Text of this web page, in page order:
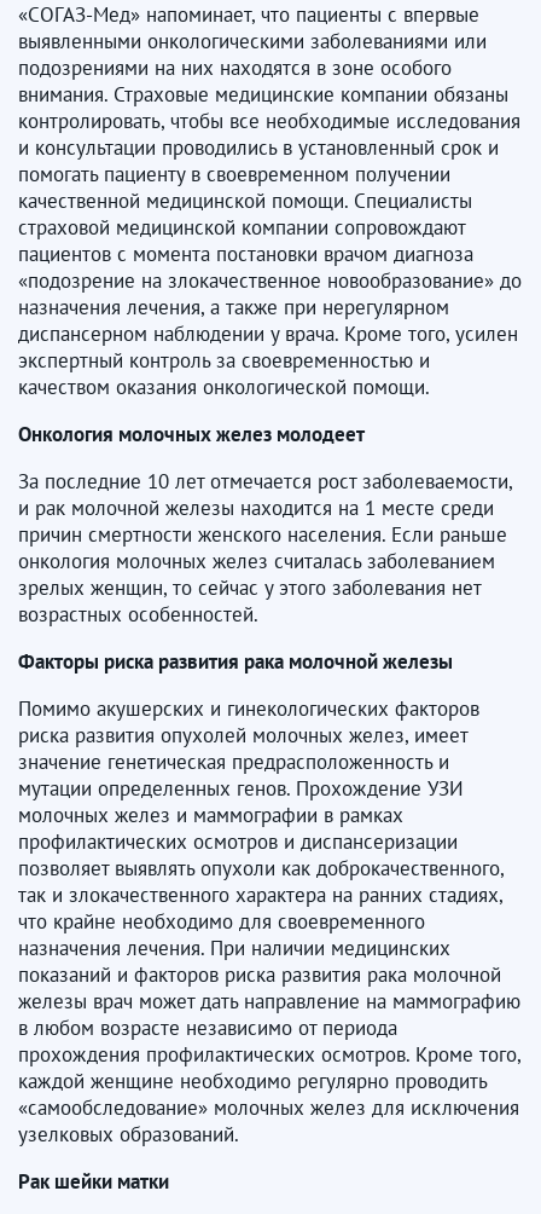
«СОГАЗ-Мед» напоминает, что пациенты с впервые
выявленными онкологическими заболеваниями или
подозрениями на них находятся в зоне особого
внимания. Страховые медицинские компании обязаны
контролировать, чтобы все необходимые исследования
и консультации проводились в установленный срок и
помогать пациенту в своевременном получении
качественной медицинской помощи. Специалисты
страховой медицинской компании сопровождают
пациентов с момента постановки врачом диагноза
«подозрение на злокачественное новообразование» до
назначения лечения, а также при нерегулярном
диспансерном наблюдении у врача. Кроме того, усилен
экспертный контроль за своевременностью и
качеством оказания онкологической помощи.
Онкология молочных желез молодеет
За последние 10 лет отмечается рост заболеваемости,
и рак молочной железы находится на 1 месте среди
причин смертности женского населения. Если раньше
онкология молочных желез считалась заболеванием
зрелых женщин, то сейчас у этого заболевания нет
возрастных особенностей.
Факторы риска развития рака молочной железы
Помимо акушерских и гинекологических факторов
риска развития опухолей молочных желез, имеет
значение генетическая предрасположенность и
мутации определенных генов. Прохождение УЗИ
молочных желез и маммографии в рамках
профилактических осмотров и диспансеризации
позволяет выявлять опухоли как доброкачественного,
так и злокачественного характера на ранних стадиях,
что крайне необходимо для своевременного
назначения лечения. При наличии медицинских
показаний и факторов риска развития рака молочной
железы врач может дать направление на маммографию
в любом возрасте независимо от периода
прохождения профилактических осмотров. Кроме того,
каждой женщине необходимо регулярно проводить
«самообследование» молочных желез для исключения
узелковых образований.
Рак шейки матки